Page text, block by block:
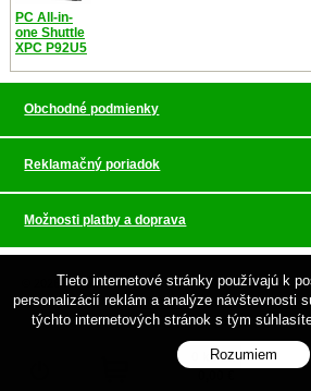
PC All-in-
one Shuttle
XPC P92U5
Obchodné podmienky
Reklamačný poriadok
Možnosti platby a doprava
© 2026 Pokladnicne centrum , profesionalny servis •
webhostingspoločnosti
0 ks za
Tieto internetové stránky používajú k
personalizácií reklám a analýze návštevnosti
týchto internetových stránok s tým
Rozumiem